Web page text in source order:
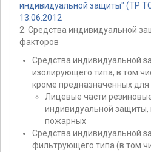
индивидуальной защиты" (ТР
13.06.2012
2. Средства индивидуальной
факторов
Средства индивидуальной
изолирующего типа, в том
кроме предназначенных
Лицевые части
индивидуальной защиты,
пожарных
Средства индивидуальной
фильтрующего типа (в том